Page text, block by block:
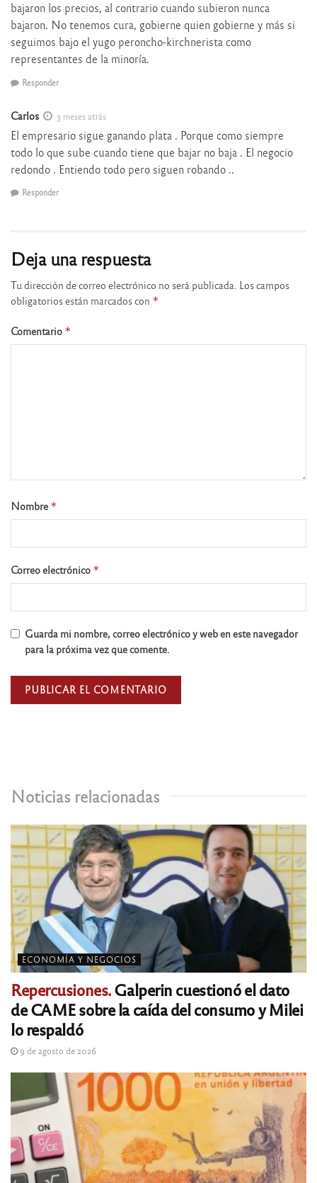
Noticias relacionadas
ECONOMÍA Y NEGOCIOS
Repercusiones.Galperin cuestionó el dato
de CAME sobre la caída del consumo y Milei
lo respaldó
9 de agosto de 2026
bajaron los precios, al contrario cuando subieron nunca
bajaron. No tenemos cura, gobierne quien gobierne y más si
seguimos bajo el yugo peroncho-kirchnerista como
representantes de la minoría.
Responder
Carlos 3 meses atrás
El empresario sigue ganando plata . Porque como siempre
todo lo que sube cuando tiene que bajar no baja . El negocio
redondo . Entiendo todo pero siguen robando ..
Responder
Deja una respuesta
Tu dirección de correo electrónico no será publicada. Los campos
obligatorios están marcados con *
Comentario *
Nombre *
Correo electrónico *
Guarda mi nombre, correo electrónico y web en este navegador
para la próxima vez que comente.